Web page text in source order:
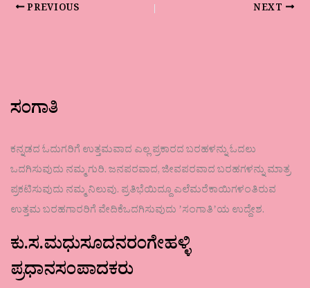
PREVIOUS NEXT
ಸಂಗಾತಿ
ಕನ್ನಡದ ಓದುಗರಿಗೆ ಉತ್ತಮವಾದ ಎಲ್ಲ ಪ್ರಕಾರದ ಬರಹಳನ್ನು ಓದಲು
ಒದಗಿಸುವುದು ನಮ್ಮ ಗುರಿ. ಜನಪರವಾದ, ಜೀವಪರವಾದ ಬರಹಗಳನ್ನು ಮಾತ್ರ
ಪ್ರಕಟಿಸುವುದು ನಮ್ಮ ನಿಲುವು. ಪ್ರತಿಭೆಯಿದ್ದೂ ಎಲೆಮರೆಕಾಯಿಗಳಂತಿರುವ
ಉತ್ತಮ ಬರಹಗಾರರಿಗೆ ವೇದಿಕೆಒದಗಿಸುವುದು ʼಸಂಗಾತಿʼಯ ಉದ್ದೇಶ.
ಕು.ಸ.ಮಧುಸೂದನರಂಗೇಹಳ್ಳಿ
ಪ್ರಧಾನಸಂಪಾದಕರು